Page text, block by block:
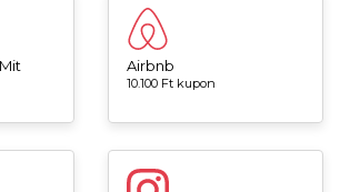
Airbnb
10.100 Ft kupon